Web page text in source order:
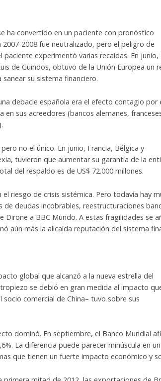
ha convertido en un paciente con pronóstico
2008 fue neutralizado, pero el peligro de
experimentó varias recaídas. En junio,
de Guindos, obtuvo de la Unión Europea un
su sistema financiero.
debacle española era el efecto contagio por
sus acreedores (bancos alemanes,
no el único. En junio, Francia, Bélgica y
tuvieron que aumentar su garantía de la
del respaldo es de US$ 72.000 millones.
riesgo de crisis sistémica. Pero todavía hay
deudas incobrables, reestructuraciones
Dirone a BBC Mundo. A estas fragilidades se
aún más la alicaída reputación del sistema
global que alcanzó a la nueva estrella del
se debió en gran medida al impacto
socio comercial de China– tuvo sobre sus
dominó. En septiembre, el Banco Mundial
La diferencia puede parecer minúscula en
que tienen un fuerte impacto económico y